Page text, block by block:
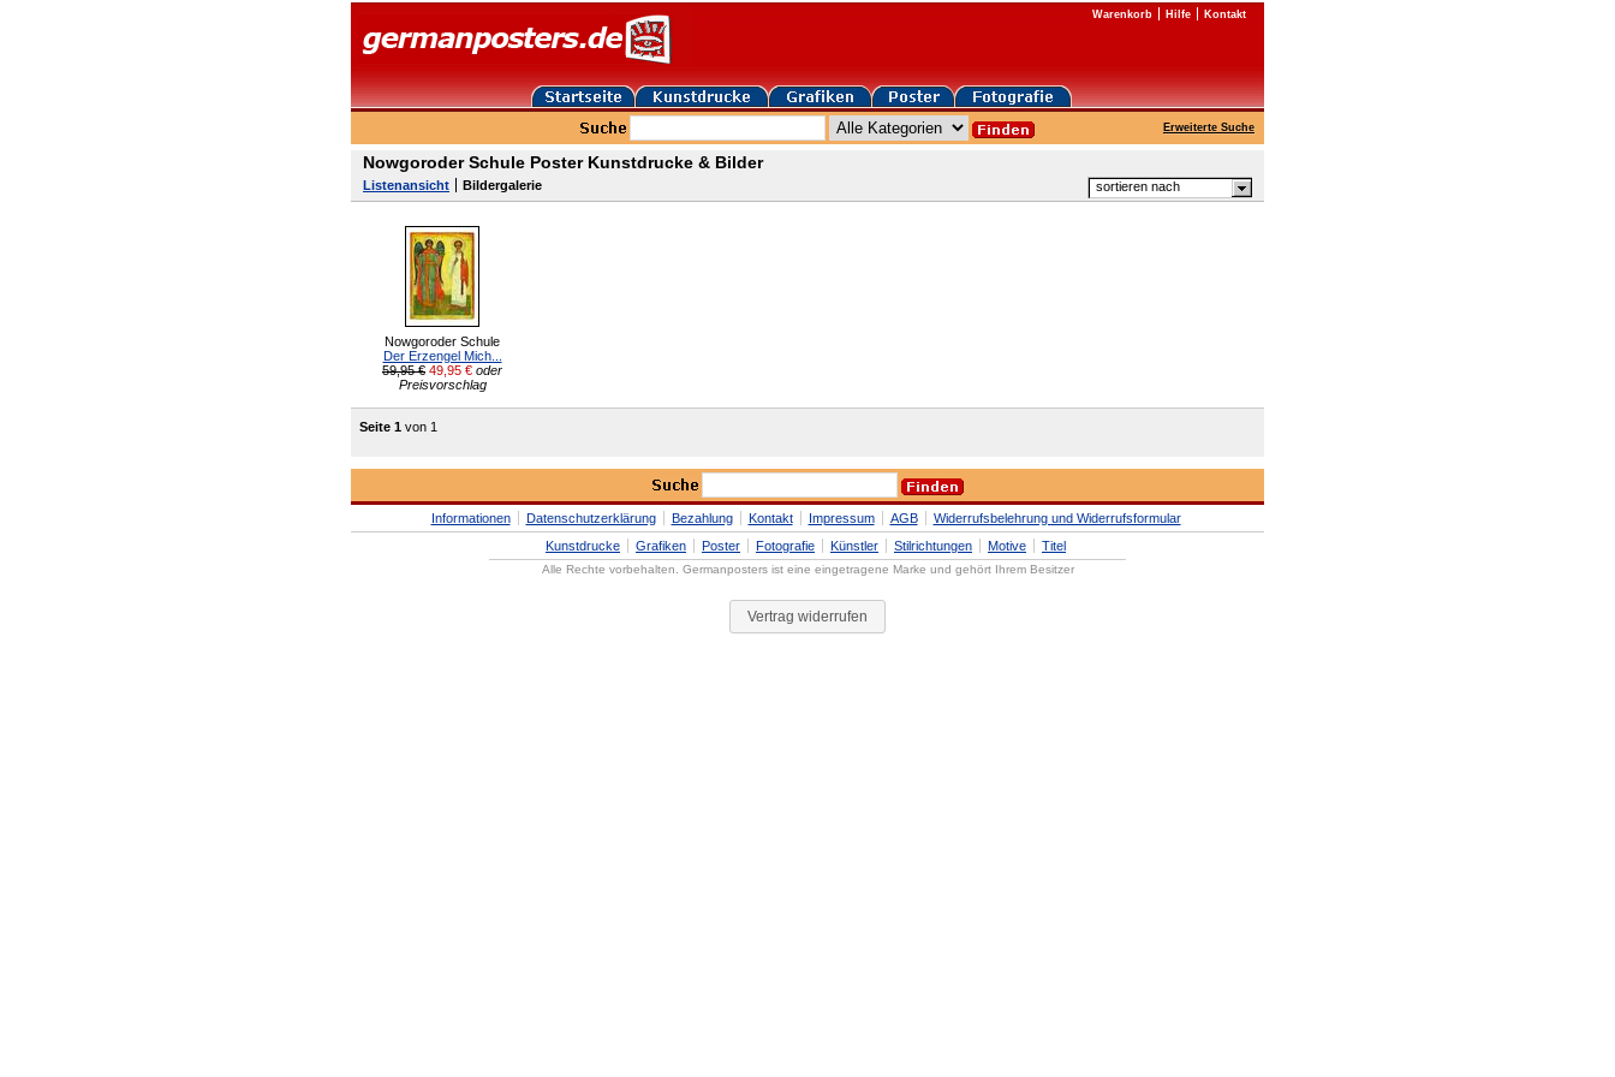
Warenkorb Hilfe Kontakt
Erweiterte Suche
Nowgoroder Schule Poster Kunstdrucke & Bilder
Listenansicht Bildergalerie sortieren nach
Nowgoroder Schule
Der Erzengel Mich...
59,95 € 49,95 € oder
Preisvorschlag
Seite 1 von 1
Informationen Datenschutzerklärung Bezahlung Kontakt Impressum AGB
Widerrufsbelehrung und Widerrufsformular
Kunstdrucke
Grafiken Poster Fotografie Künstler Stilrichtungen Motive Titel
Alle Rechte vorbehalten. Germanposters ist eine eingetragene Marke und gehört Ihrem Besitzer
Vertrag widerrufen